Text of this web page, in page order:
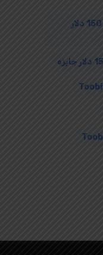
جشنواره پاییزی صرافی Toobit با 150 دلار